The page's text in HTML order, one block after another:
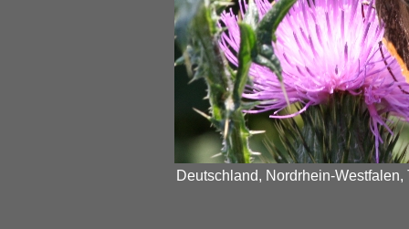
Deutschland, Nordrhein-Westfalen,